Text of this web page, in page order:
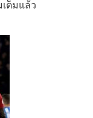
ต็มแล้ว